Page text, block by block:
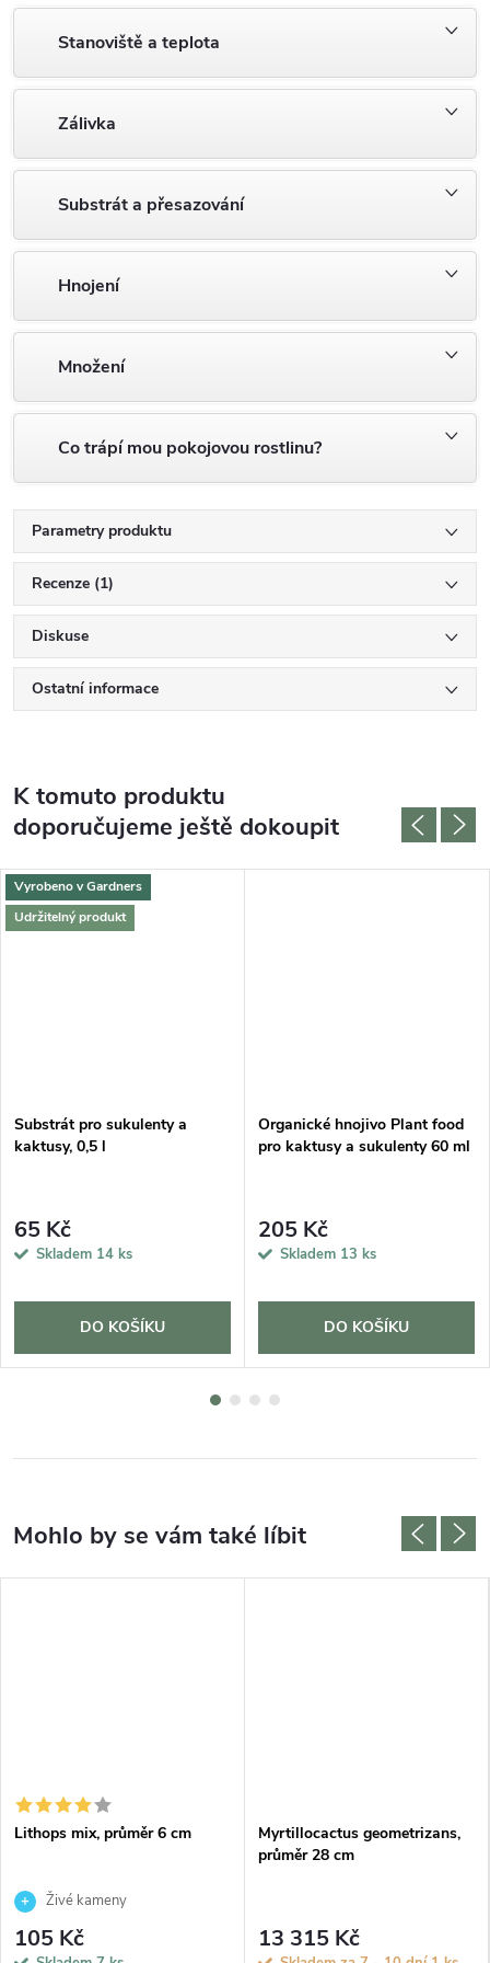
Stanoviště a teplota
Zálivka
Substrát a přesazování
Hnojení
Množení
Co trápí mou pokojovou rostlinu?
Parametry produktu
Recenze (1)
Diskuse
Ostatní informace
K tomuto produktu
doporučujeme ještě dokoupit
Vyrobeno v Gardners
Udržitelný produkt
Substrát pro sukulenty a
kaktusy, 0,5 l
65 Kč
Skladem 14 ks
DO KOŠÍKU
Organické hnojivo Plant food
pro kaktusy a sukulenty 60 ml
205 Kč
Skladem 13 ks
DO KOŠÍKU
Lithops mix, průměr 6 cm
Živé kameny
105 Kč
Myrtillocactus geometrizans,
průměr 28 cm
13 315 Kč